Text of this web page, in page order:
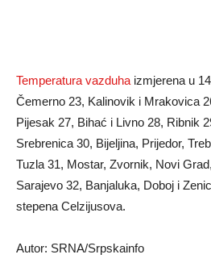
Temperatura vazduha izmjerena u
Čemerno 23, Kalinovik i Mrakovica
Pijesak 27, Bihać i Livno 28, Ribnik
Srebrenica 30, Bijeljina, Prijedor,
Tuzla 31, Mostar, Zvornik, Novi
Sarajevo 32, Banjaluka, Doboj i
stepena Celzijusova.
Autor: SRNA/Srpskainfo